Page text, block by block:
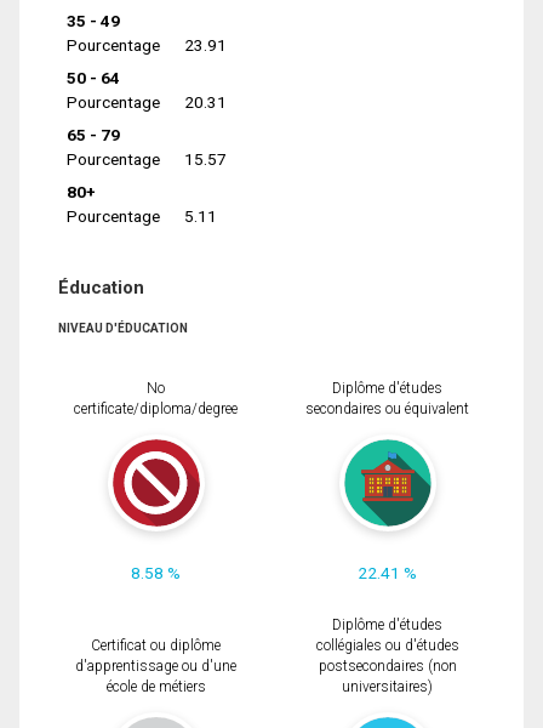
35 - 49
Pourcentage
23.91
50 - 64
Pourcentage
20.31
65 - 79
Pourcentage
15.57
80+
Pourcentage
5.11
Éducation
NIVEAU D'ÉDUCATION
No
certificate/diploma/degree
8.58 %
Diplôme d'études
secondaires ou équivalent
22.41 %
Certificat ou diplôme
d'apprentissage ou d'une
école de métiers
Diplôme d'études
collégiales ou d'études
postsecondaires (non
universitaires)